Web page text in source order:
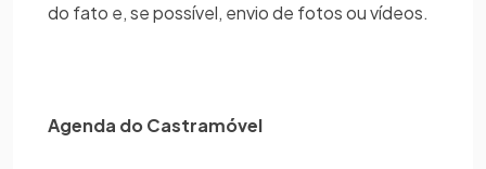
do fato e, se possível, envio de fotos ou vídeos.
Agenda do Castramóvel